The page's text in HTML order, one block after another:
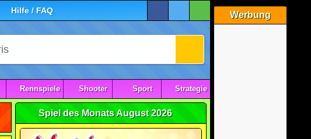
Werbung
Hilfe / FAQ
Rennspiele Shooter Sport Strategie
Spiel des Monats August 2026